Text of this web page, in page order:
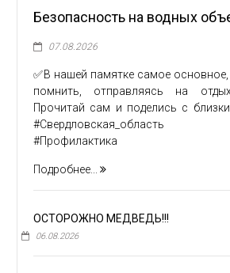
Безопасность на водных
07.08.2026
✅В нашей памятке самое
помнить, отправляясь на
Прочитай сам и поделись с
#Профилактика
Подробнее...
ОСТОРОЖНО МЕДВЕДЬ!!!
06.08.2026